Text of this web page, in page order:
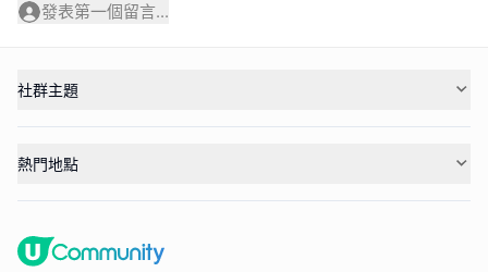
發表第一個留言...
社群主題
熱門地點